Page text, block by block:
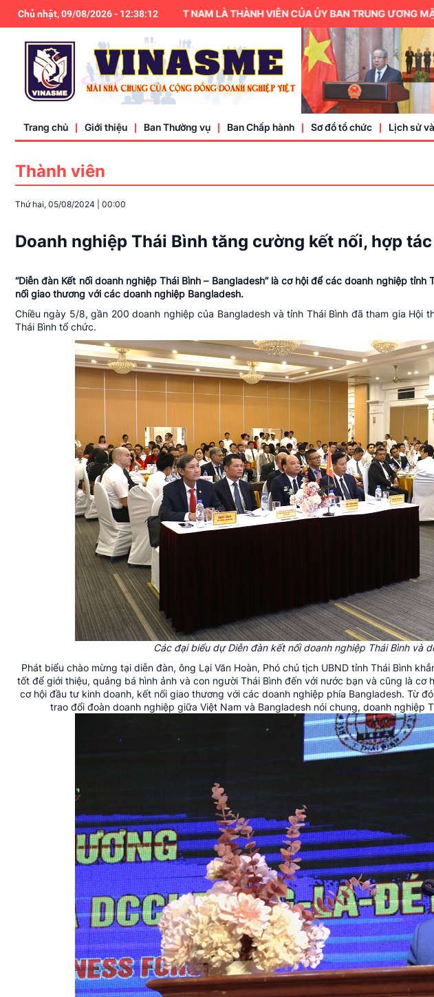
Chủ nhật, 09/08/2026- 12:38:14
NHỎ VÀ VỪA VIỆT NAM LÀ THÀNH VIÊN CỦA ỦY BAN TRUNG ƯƠNG MẶT TRẬN TỔ
Trang chủ Giới thiệu
Điều lệ
Liên hệ
Ban Thường vụ Ban Chấp hành Sơ đồ tổ chức Lịch sử
Thành viên
Thứ hai, 05/08/2024 00:00
Doanh nghiệp Thái Bình tăng cường kết nối, hợp
“Diễn đàn Kết nối doanh nghiệp Thái Bình – Bangladesh” là cơ hội để các doanh nghiệp
nối giao thương với các doanh nghiệp Bangladesh.
Chiều ngày 5/8, gần 200doanh nghiệp của Bangladesh và tỉnh Thái Bình đã tham gia Hội
Thái Bình tổ chức.
Các đại biểu dự Diễn đàn kết nối doanh nghiệp Thái Bình và
Phát biểu chào mừng tại diễn đàn, ông Lại Văn Hoàn, Phó chủ tịch UBND tỉnh Thái Bình
tốt để giới thiệu, quảng bá hình ảnh và con người Thái Bình đến với nước bạn và cũng là cơ
cơ hội đầu tưkinh doanh, kết nối giao thương với các doanh nghiệp phía Bangladesh. Từ
trao đổi đoàn doanh nghiệp giữa Việt Nam và Bangladesh nói chung, doanh nghiệp